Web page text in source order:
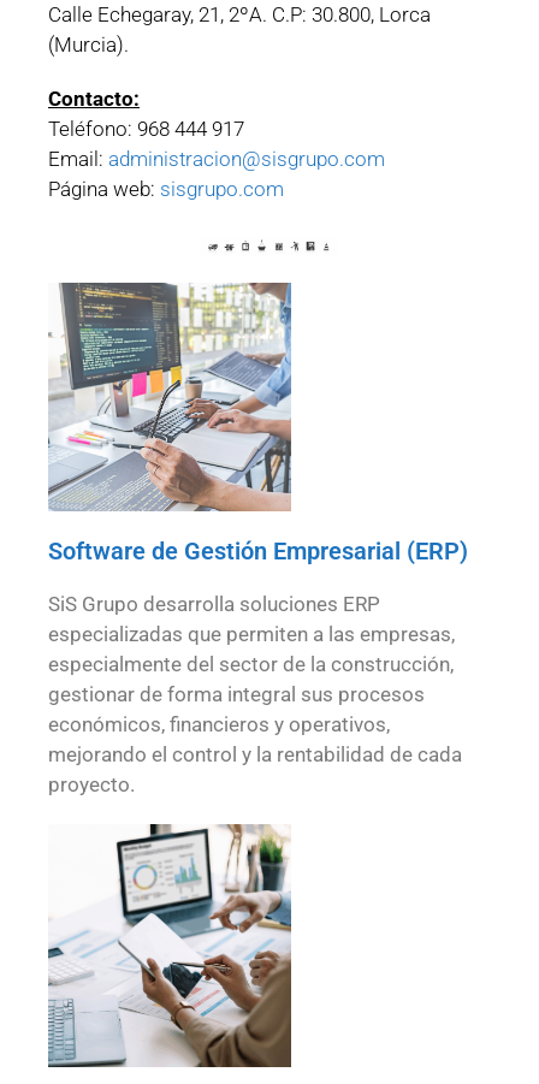
Calle Echegaray, 21, 2ºA. C.P: 30.800, Lorca
(Murcia).
Contacto:
Teléfono: 968 444 917
Email: administracion@sisgrupo.com
Página web: sisgrupo.com
Software de Gestión Empresarial (ERP)
SiS Grupo desarrolla soluciones ERP
especializadas que permiten a las empresas,
especialmente del sector de la construcción,
gestionar de forma integral sus procesos
económicos, financieros y operativos,
mejorando el control y la rentabilidad de cada
proyecto.